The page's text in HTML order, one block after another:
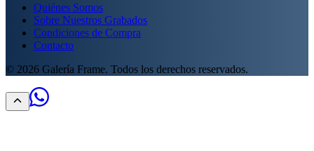
Quiénes Somos
Sobre Nuestros Grabados
Condiciones de Compra
Contacto
© 2026 Galería Frame. Todos los derechos reservados.